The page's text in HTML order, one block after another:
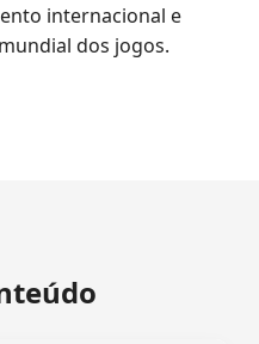
internacional e
dos jogos.